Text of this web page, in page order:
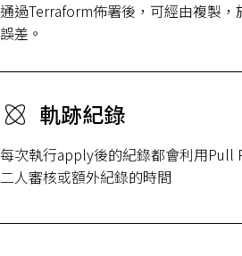
通過Terraform佈署後，可經由複製
誤差。
軌跡紀錄
每次執行apply後的紀錄都會利用Pull
二人審核或額外紀錄的時間